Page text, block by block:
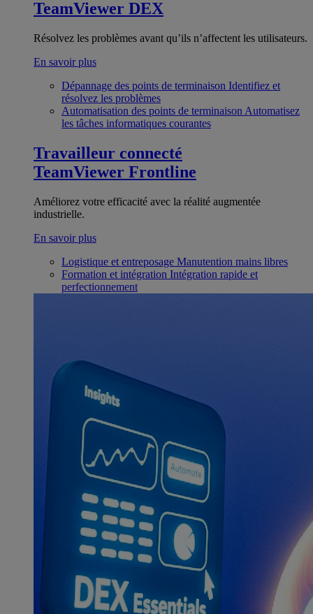
TeamViewer DEX
Résolvez les problèmes avant qu’ils n’affectent les utilisateurs.
En savoir plus
Dépannage des points de terminaison Identifiez et
résolvez les problèmes
Automatisation des points de terminaison Automatisez
les tâches informatiques courantes
Travailleur connecté
TeamViewer Frontline
Améliorez votre efficacité avec la réalité augmentée
industrielle.
En savoir plus
Logistique et entreposage Manutention mains libres
Formation et intégration Intégration rapide et
perfectionnement